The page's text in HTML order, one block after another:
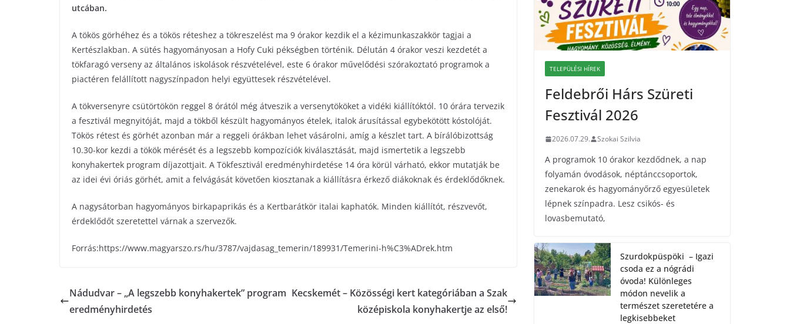
utcában.
A tökös görhéhez és a tökös réteshez a tökreszelést ma 9 órakor kezdik el a kézimunkaszakkör tagjai a
Kertészlakban. A sütés hagyományosan a Hofy Cuki pékségben történik. Délután 4 órakor veszi kezdetét a
tökfaragó verseny az általános iskolások részvételével, este 6 órakor művelődési szórakoztató programok a
piactéren felállított nagyszínpadon helyi együttesek részvételével.
A tökversenyre csütörtökön reggel 8 órától még átveszik a versenytököket a vidéki kiállítóktól. 10 órára tervezik
a fesztivál megnyitóját, majd a tökből készült hagyományos ételek, italok árusítással egybekötött kóstolóját.
Tökös rétest és görhét azonban már a reggeli órákban lehet vásárolni, amíg a készlet tart. A bírálóbizottság
10.30-kor kezdi a tökök mérését és a legszebb kompozíciók kiválasztását, majd ismertetik a legszebb
konyhakertek program díjazottjait. A Tökfesztivál eredményhirdetése 14 óra körül várható, ekkor mutatják be
az idei évi óriás görhét, amit a felvágását követően kiosztanak a kiállításra érkező diákoknak és érdeklődőknek.
A nagysátorban hagyományos birkapaprikás és a Kertbarátkör italai kaphatók. Minden kiállítót, részvevőt,
érdeklődőt szeretettel várnak a szervezők.
Forrás:https://www.magyarszo.rs/hu/3787/vajdasag_temerin/189931/Temerini-h%C3%ADrek.htm
Nádudvar – „A legszebb konyhakertek” program
eredményhirdetés
Kecskemét – Közösségi kert kategóriában a Szak
középiskola konyhakertje az első!
TELEPÜLÉSI HÍREK
Feldebrői Hárs Szüreti
Fesztivál 2026
2026.07.29. Szokai Szilvia
A programok 10 órakor kezdődnek, a nap
folyamán óvodások, néptánccsoportok,
zenekarok és hagyományőrző egyesületek
lépnek színpadra. Lesz csikós- és
lovasbemutató,
Szurdokpüspöki – Igazi
csoda ez a nógrádi
óvoda! Különleges
módon nevelik a
természet szeretetére a
legkisebbeket